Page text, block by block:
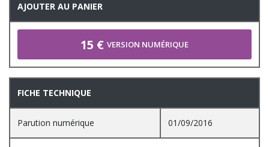
AJOUTER AU PANIER
15 € VERSION NUMÉRIQUE
FICHE TECHNIQUE
Parution numérique 01/09/2016